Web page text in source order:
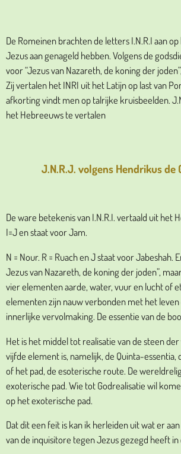
De Romeinen brachten de letters I.N.R.I aan
Jezus aan genageld hebben. Volgens de
voor “Jezus van Nazareth, de koning der
Zij vertalen het INRI uit het Latijn op last van
afkorting vindt men op talrijke kruisbeelden.
het Hebreeuws te vertalen
J.N.R.J. volgens Hendrikus de
De ware betekenis van I.N.R.I. vertaald uit het
I=J en staat voor Jam.
N = Nour. R = Ruach en J staat voor Jabeshah.
Jezus van Nazareth, de koning der joden”,
vier elementen aarde, water, vuur en lucht of
elementen zijn nauw verbonden met het
innerlijke vervolmaking. De essentie van de
Het is het middel tot realisatie van de steen
vijfde element is, namelijk, de Quinta-essentia,
of het pad, de esoterische route. De
exoterische pad. Wie tot Godrealisatie wil
op het exoterische pad.
Dat dit een feit is kan ik herleiden uit wat er
van de inquisitore tegen Jezus gezegd heeft in